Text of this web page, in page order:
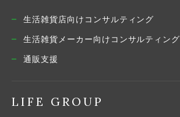
生活雑貨店向けコンサルティング
生活雑貨メーカー向けコンサルティング
通販支援
LIFE GROUP